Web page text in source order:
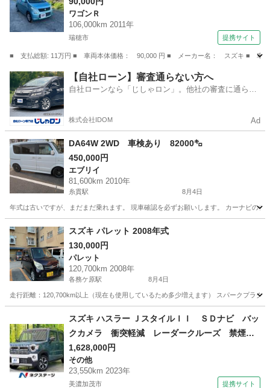
ワゴンＲ
106,000km 2011年
瑞穂市 提携サイト
■ 支払総額: 11万円 ■ 車両本体価格： 90,000 円 ■ メーカー名： スズキ ■
岐阜 瑞穂市 ワゴンＲ
【自社ローン】審査通らない方へ
自社ローンなら「じしゃロン」。他社の審査に通らな
株式会社IDOM Ad
DA64W 2WD 車検あり 82000㌔
450,000円
エブリイ
81,600km 2010年
糸貫駅 8月4日
年式は古いですが、まだまだ乗れます。 現車確認を必ずお願いします。 カーナビの
岐阜 岐阜市 糸貫駅 エブリイ
スズキ パレット 2008年式
130,000円
パレット
120,700km 2008年
各務ケ原駅 8月4日
走行距離：120,700km以上（現在も使用しているため多少増えます） スパークプラ
各務ケ原駅 パレット
スズキ ハスラー ＪスタイルＩＩ ＳＤナビ バッ
クカメラ 衝突軽減 レーダークルーズ 禁煙
車 コーナーセンサー シートヒーター スマー
トキー ＬＥＤヘッド ＥＴＣ オートハイビー
ム 車線逸脱警報 オートライト オートエアコ
1,628,000円
その他
23,550km 2023年
美濃加茂市 提携サイト